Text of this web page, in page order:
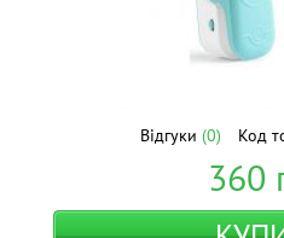
Відгуки (0) Код
360